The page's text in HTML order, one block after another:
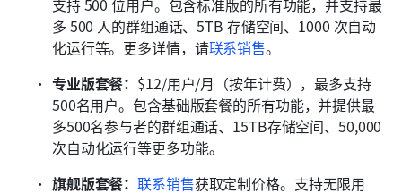
支持 500 位用户。包含标准版的所有功能，并支持最
多 500 人的群组通话、5TB 存储空间、1000 次自动
化运行等。更多详情，请联系销售。
专业版套餐： $12/用户/月（按年计费），最多支持
500名用户。包含基础版套餐的所有功能，并提供最
多500名参与者的群组通话、15TB存储空间、50,000
次自动化运行等更多功能。
旗舰版套餐：联系销售获取定制价格。支持无限用